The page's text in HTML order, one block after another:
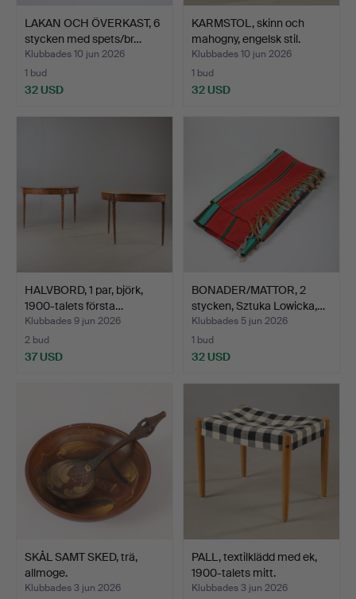
LAKAN OCH ÖVERKAST, 6
stycken med spets/br…
Klubbades 10 jun 2026
1 bud
32 USD
KARMSTOL, skinn och
mahogny, engelsk stil.
Klubbades 10 jun 2026
1 bud
32 USD
HALVBORD, 1 par, björk,
1900-talets första…
Klubbades 9 jun 2026
2 bud
37 USD
BONADER/MATTOR, 2
stycken, Sztuka Lowicka,…
Klubbades 5 jun 2026
1 bud
32 USD
SKÅL SAMT SKED, trä,
allmoge.
Klubbades 3 jun 2026
PALL, textilklädd med ek,
1900-talets mitt.
Klubbades 3 jun 2026